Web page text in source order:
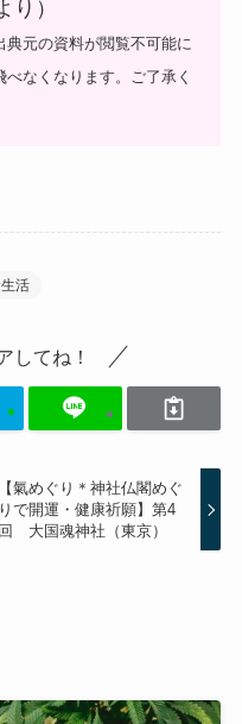
）
元の資料が閲覧不可能に
なくなります。ご了承く
活
してね！
【氣めぐり＊神社仏閣めぐ
りで開運・健康祈願】第4
回 大国魂神社（東京）